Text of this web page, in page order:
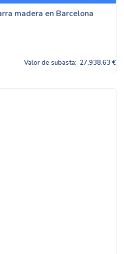
madera en Barcelona
Valor de subasta: 27,938.63 €